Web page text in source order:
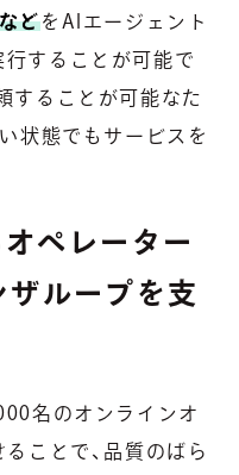
どをAIエージェント
することが可能で
することが可能なた
状態でもサービスを
ペレーター
ループを支
名のオンラインオ
ことで、品質のばら